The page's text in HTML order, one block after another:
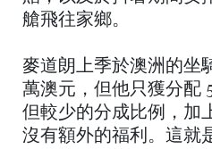
艙飛往家鄉。
麥道朗上季於澳洲的坐
萬澳元，但他只獲分配
但較少的分成比例，加
沒有額外的福利。這就